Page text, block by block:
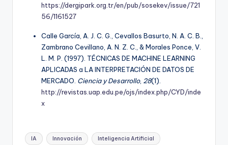
https://dergipark.org.tr/en/pub/sosekev/issue/721
56/1161527
Calle García, A. J. C. G., Cevallos Basurto, N. A. C. B.,
Zambrano Cevillano, A. N. Z. C., & Morales Ponce, V.
L. M. P. (1997). TÉCNICAS DE MACHINE LEARNING
APLICADAS a LA INTERPRETACIÓN DE DATOS DE
MERCADO. Ciencia y Desarrollo, 28(1).
http://revistas.uap.edu.pe/ojs/index.php/CYD/inde
x
Etiquetas:
IA Innovación Inteligencia Artificial